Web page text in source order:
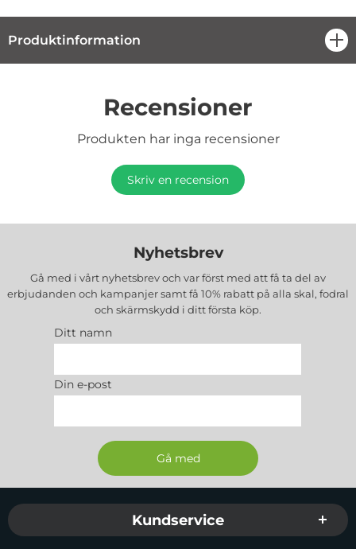
Produktinformation
Recensioner
Produkten har inga recensioner
Skriv en recension
Nyhetsbrev
Gå med i vårt nyhetsbrev och var först med att få ta del av
erbjudanden och kampanjer samt få 10% rabatt på alla skal, fodral
och skärmskydd i ditt första köp.
Ditt namn
Din e-post
Sidfot Blandad info och länkar
Kundservice